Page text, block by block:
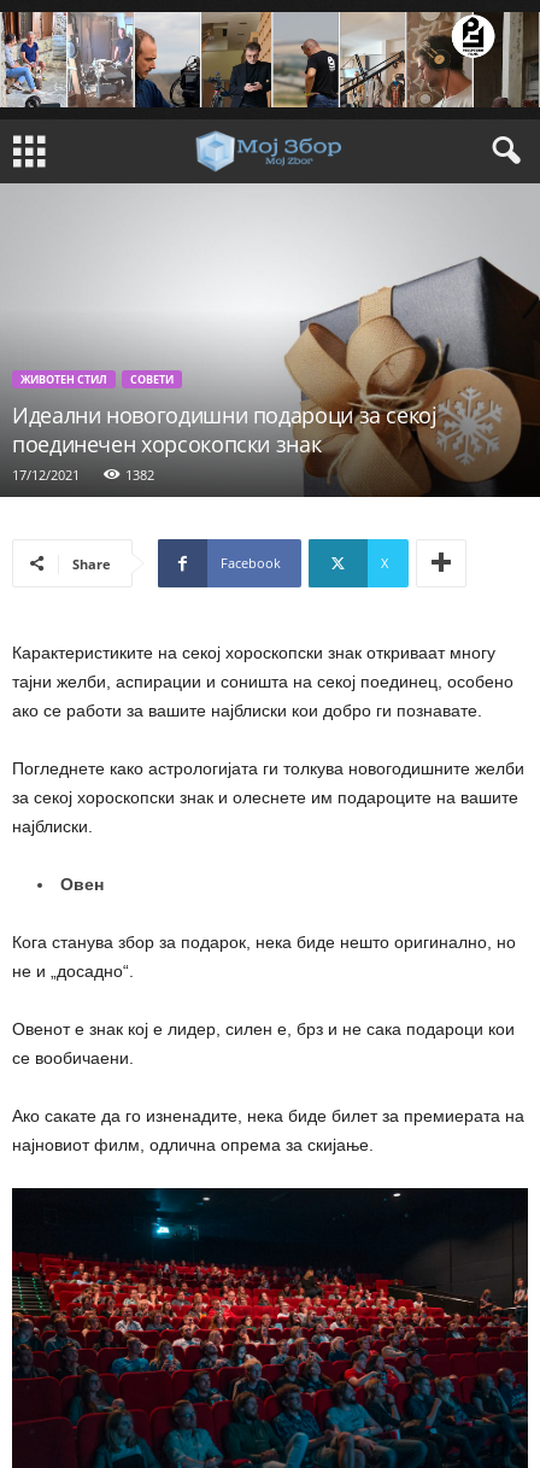
ЖИВОТЕН СТИЛ СОВЕТИ
Идеални новогодишни подароци за секој
поединечен хорсокопски знак
17/12/2021 1382
Share Facebook X
Карактеристиките на секој хороскопски знак откриваат многу
тајни желби, аспирации и соништа на секој поединец, особено
ако се работи за вашите најблиски кои добро ги познавате.
Погледнете како астрологијата ги толкува новогодишните желби
за секој хороскопски знак и олеснете им подароците на вашите
најблиски.
Овен
Кога станува збор за подарок, нека биде нешто оригинално, но
не и „досадно“.
Овенот е знак кој е лидер, силен е, брз и не сака подароци кои
се вообичаени.
Ако сакате да го изненадите, нека биде билет за премиерата на
најновиот филм, одлична опрема за скијање.